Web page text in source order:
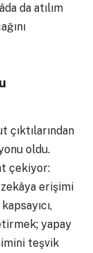
da atılım
çıktılarından
oldu.
çekiyor:
erişimi
yapay
teşvik